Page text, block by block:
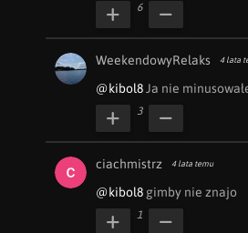
6
WeekendowyRelaks 4 lata
@kibol8 Ja nie
3
ciachmistrz 4 lata temu
@kibol8 gimby nie znajo
1